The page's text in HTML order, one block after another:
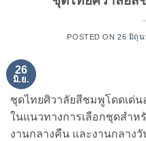
POSTED ON26 มิถุน
26
มิ.ย.
ชุดไทยศิวาลัยสีชมพูโดดเด่น
ในแนวทางการเลือกชุดสำห
งานกลางคืน และงานกลาง